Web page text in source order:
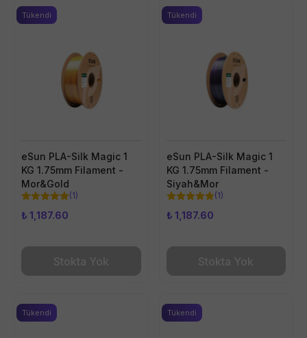
eSun PLA-Silk Magic 1
KG 1.75mm Filament -
Mor&Gold
(1)
Tükendi
₺ 1,187.60
Stokta Yok
eSun PLA-Silk Magic 1
KG 1.75mm Filament -
Siyah&Mor
(1)
Tükendi
₺ 1,187.60
Stokta Yok
Tükendi Tükendi